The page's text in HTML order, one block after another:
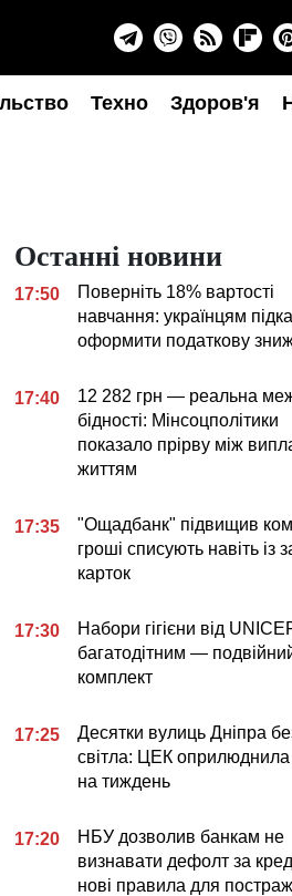
Техно Здоров'я
Останні новини
17:50
Поверніть 18% вартості
навчання: українцям
оформити податкову
17:40
12 282 грн — реальна
бідності: Мінсоцполітики
показало прірву між
життям
17:35
"Ощадбанк" підвищив
гроші списують навіть із
карток
17:30
Набори гігієни від
багатодітним —
комплект
17:25
Десятки вулиць Дніпра
світла: ЦЕК оприлюднила
на тиждень
17:20
НБУ дозволив банкам не
визнавати дефолт за
нові правила для